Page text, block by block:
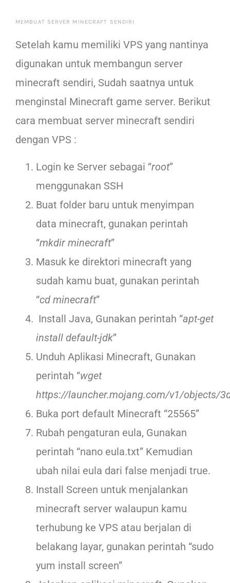
MEMBUAT SERVER MINECRAFT SENDIRI
Setelah kamu memiliki VPS yang nantinya
digunakan untuk membangun server
minecraft sendiri, Sudah saatnya untuk
menginstal Minecraft game server. Berikut
cara membuat server minecraft sendiri
dengan VPS :
Login ke Server sebagai “root”
menggunakan SSH
Buat folder baru untuk menyimpan
data minecraft, gunakan perintah
“mkdir minecraft”
Masuk ke direktori minecraft yang
sudah kamu buat, gunakan perintah
“cd minecraft”
Install Java, Gunakan perintah “apt-get
install default-jdk”
Unduh Aplikasi Minecraft, Gunakan
perintah “wget
https://launcher.mojang.com/v1/objects/
Buka port default Minecraft “25565”
Rubah pengaturan eula, Gunakan
perintah “nano eula.txt” Kemudian
ubah nilai eula dari false menjadi true.
Install Screen untuk menjalankan
minecraft server walaupun kamu
terhubung ke VPS atau berjalan di
belakang layar, gunakan perintah “sudo
yum install screen”